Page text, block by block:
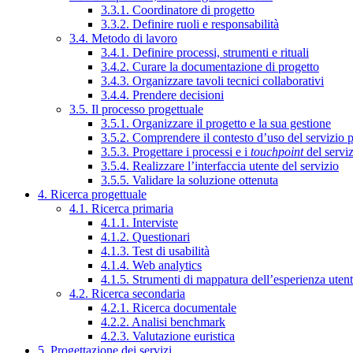
3.3.1. Coordinatore di progetto
3.3.2. Definire ruoli e responsabilità
3.4. Metodo di lavoro
3.4.1. Definire processi, strumenti e rituali
3.4.2. Curare la documentazione di progetto
3.4.3. Organizzare tavoli tecnici collaborativi
3.4.4. Prendere decisioni
3.5. Il processo progettuale
3.5.1. Organizzare il progetto e la sua gestione
3.5.2. Comprendere il contesto d’uso del servizio
3.5.3. Progettare i processi e i touchpointdel
3.5.4. Realizzare l’interfaccia utente del servizio
3.5.5. Validare la soluzione ottenuta
4. Ricerca progettuale
4.1. Ricerca primaria
4.1.1. Interviste
4.1.2. Questionari
4.1.3. Test di usabilità
4.1.4. Web analytics
4.1.5. Strumenti di mappatura dell’esperienza
4.2. Ricerca secondaria
4.2.1. Ricerca documentale
4.2.2. Analisi benchmark
4.2.3. Valutazione euristica
5. Progettazione dei servizi